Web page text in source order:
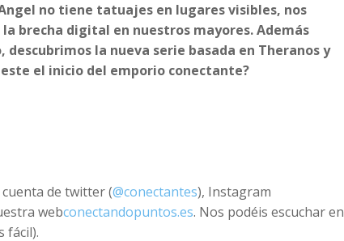
no tiene tatuajes en lugares visibles, nos
brecha digital en nuestros mayores. Además
la nueva serie basada en Theranos y
el inicio del emporio conectante?
de twitter (@conectantes), Instagram
webconectandopuntos.es. Nos podéis escuchar en
fácil).